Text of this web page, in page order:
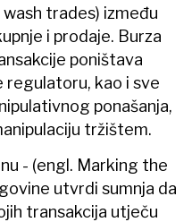
trades) između
i prodaje. Burza
poništava
regulatoru, kao i sve
ponašanja,
tržištem.
- (engl. Marking the
utvrdi sumnja da
transakcija utječu